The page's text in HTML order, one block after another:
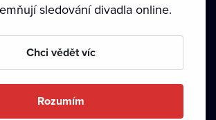
• Ochrana soukromí • Zásady používání
• Autorská práva•
sledování divadla online.
Chci vědět víc
Rozumím